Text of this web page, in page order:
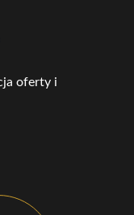
oferty i